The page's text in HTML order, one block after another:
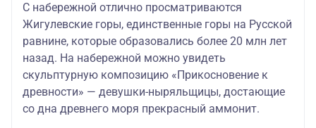
С набережной отлично просматриваются
Жигулевские горы, единственные горы на Русской
равнине, которые образовались более 20 млн лет
назад. На набережной можно увидеть
скульптурную композицию «Прикосновение к
древности» — девушки-ныряльщицы, достающие
со дна древнего моря прекрасный аммонит.